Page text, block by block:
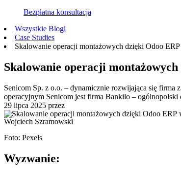
Bezpłatna konsultacja
Wszystkie Blogi
Case Studies
Skalowanie operacji montażowych dzięki Odoo
Skalowanie operacji
Senicom Sp. z o.o. – dynamicznie rozwijająca się firma
operacyjnym Senicom jest firma Bankilo – ogólnopolski
29 lipca 2025 przez
Wojciech Szramowski
Foto: Pexels
Wyzwanie: